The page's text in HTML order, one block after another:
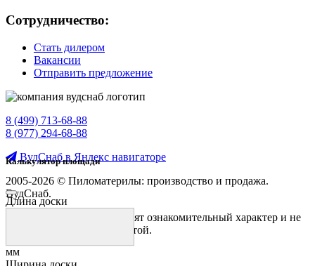
Сотрудничество:
Стать дилером
Вакансии
Отправить предложение
8 (499) 713-68-88
8 (977) 294-68-88
ВудСнаб в Яндекс навигаторе
2005-2026 © Пиломатерилы: производство и продажа.
ВудСнаб.
Предложения на сайте носят ознакомительный характер и не
являются публичной офертой.
Калькулятор площади
Длина доски
мм